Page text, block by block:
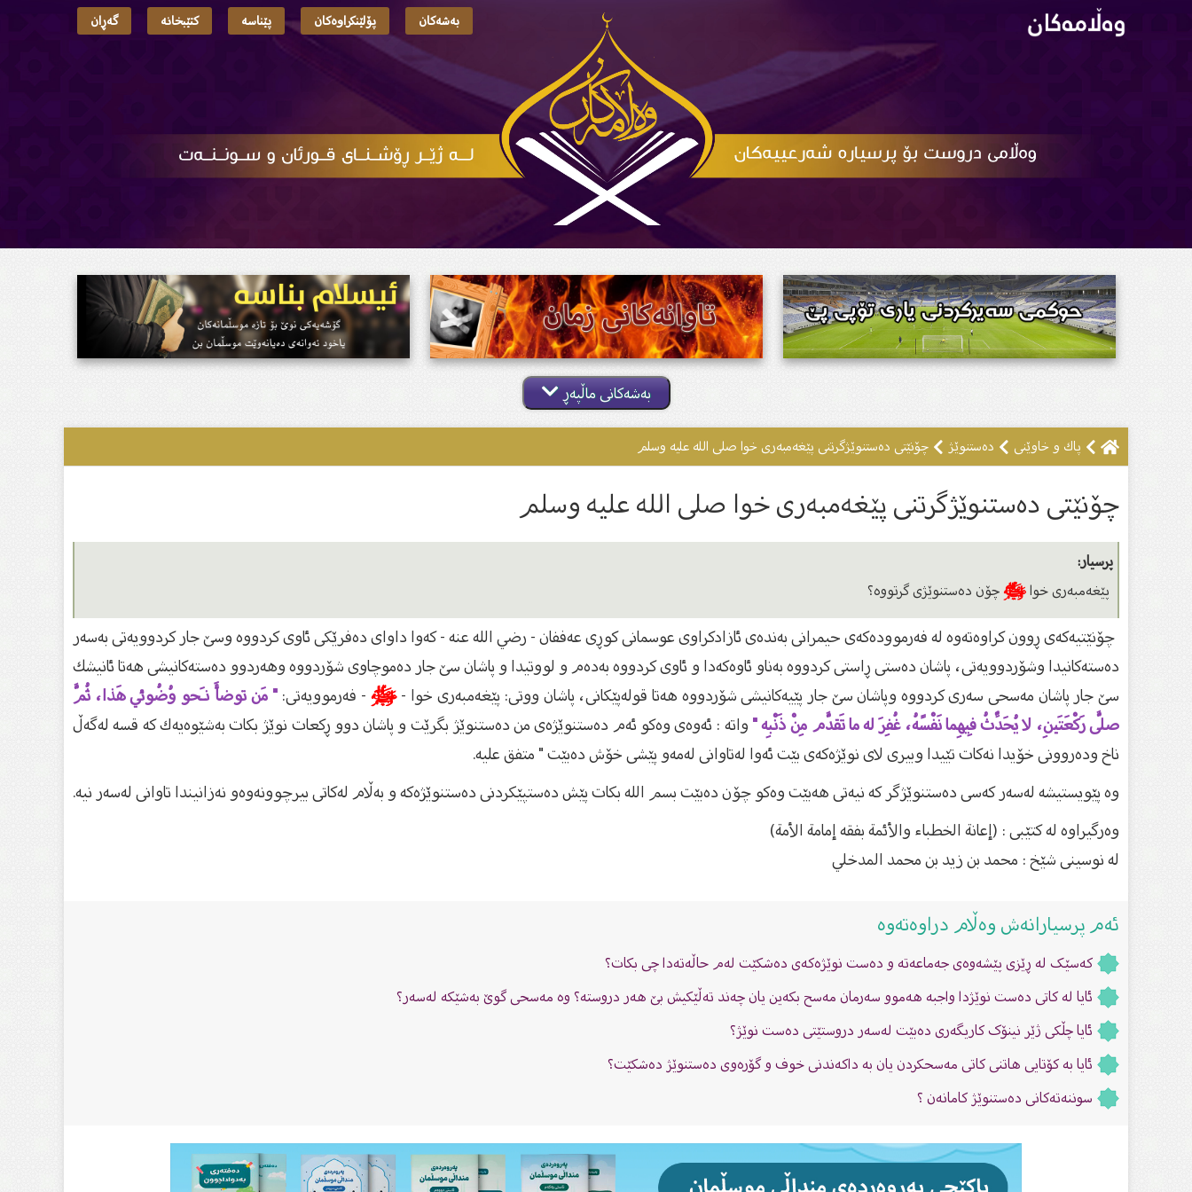
بەشەکان پۆلێنکراوەکان پێناسە کتێبخانە گەڕان
بەشەکانی ماڵپەڕ
پاك و خاوێنى دەستنوێژ چۆنێتى ده‌ستنوێژگرتنى پێغه‌مبه‌رى خوا صلى الله علیه وسلم
چۆنێتى ده‌ستنوێژگرتنى پێغه‌مبه‌رى خوا صلى الله علیه وسلم
پرسیار:
پێغه‌مبه‌رى خواﷺچۆن دەستنوێژى گرتووە؟
چۆنێتیه‌كه‌ى ڕوون كراوه‌ته‌وه‌ له‌ فه‌رمووده‌كه‌ى حیمرانى به‌نده‌ى ئازادكراوى عوسمانى كوڕى عه‌ففان - رضي الله عنه - كه‌وا داواى ده‌فرێكى ئاوى كردووه‌ وسێ جار كردوویه‌تی به‌سه‌ر
ده‌سته‌كانیدا وشۆردوویه‌تى، پاشان ده‌ستى ڕاستى كردووه‌ به‌ناو ئاوه‌كه‌دا و ئاوى كردووه‌ به‌ده‌م و لووتیدا و پاشان سێ جار ده‌موچاوى شۆردووه‌ وهه‌ردوو ده‌سته‌كانیشی هه‌تا ئانیشك
سێ جار پاشان مه‌سحى سه‌رى كردووه‌ وپاشان سێ جار پێیه‌كانیشی شۆردووه‌ هه‌تا قوله‌پێكانى، پاشان ووتى: پێغه‌مبه‌رى خوا -ﷺ- فه‌رموویه‌تى:" مَن توضأَ نـَحو وُضُوئي هَذا، ثُمَّ
صلَّى رَكْعَتَينِ، لا يُحَدِّثُ فِيهِما نَفْسََهُ، غُفِرَ له ما تَقدَّم مِنْ ذَنْبِه "واته‌ : ئه‌وه‌ى وه‌كو ئه‌م ده‌ستنوێژه‌ى من ده‌ستنوێژ بگرێت و پاشان دوو ڕكعات نوێژ بكات به‌شێوه‌یه‌ك كه‌ قسه‌ له‌گه‌ڵ
ناخ وده‌روونى خۆیدا نه‌كات تێیدا وبیرى لاى نوێژه‌كه‌ى بێت ئه‌وا له‌تاوانى له‌مه‌و پێشى خۆش ده‌بێت " متفق علیه‌.
وه‌ پێویستیشه‌ له‌سه‌ر كه‌سى ده‌ستنوێژگر كه‌ نیه‌تى هه‌بێت وه‌كو چۆن ده‌بێت بسم الله بكات پێش ده‌ستپێكردنى ده‌ستنوێژه‌كه‌ و به‌ڵام له‌كاتى بیرچوونه‌وه‌و نه‌زانیندا تاوانى له‌سه‌ر نیه‌.
وەرگیراوە لە کتێبی : (إعانة الخطباء والأئمة بفقه إمامة الأمة)
لە نوسینى شێخ : محمد بن زيد بن محمد المدخلي
ئەم پرسیارانەش وەڵام دراوەتەوە
کەسێک لە ڕێزى پێشەوەى جەماعەتە و دەست نوێژەکەى دەشکێت لەم حاڵەتەدا چی بکات؟
ئایا لە کاتى دەست نوێژدا واجبە هەموو سەرمان مەسح بکەین یان چەند تەڵێکیش بێ هەر دروستە؟ وە مەسحى گوێ بەشێکە لەسەر؟
ئایا چڵکی ژێر نینۆک کاریگەری دەبێت لەسەر دروستێتی دەست نوێژ؟
ئایا بە كۆتایی هاتنی كاتی مەسحكردن یان بە داكەندنی خوف و گۆرەوی دەستنوێژ دەشكێت؟
سوننەتەكانی دەستنوێژ کامانەن ؟